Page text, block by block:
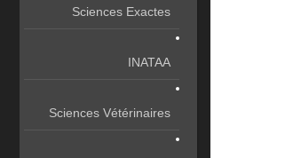
Sciences Exactes
INATAA
Sciences Vétérinaires